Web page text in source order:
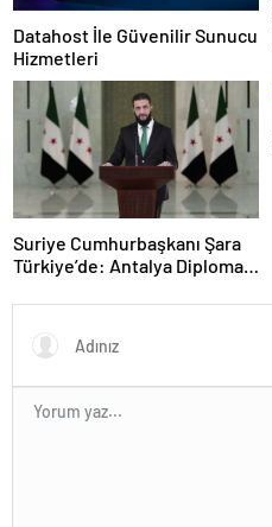
Datahost İle Güvenilir Sunucu
Hizmetleri
Suriye Cumhurbaşkanı Şara
Türkiye’de: Antalya Diplomasi